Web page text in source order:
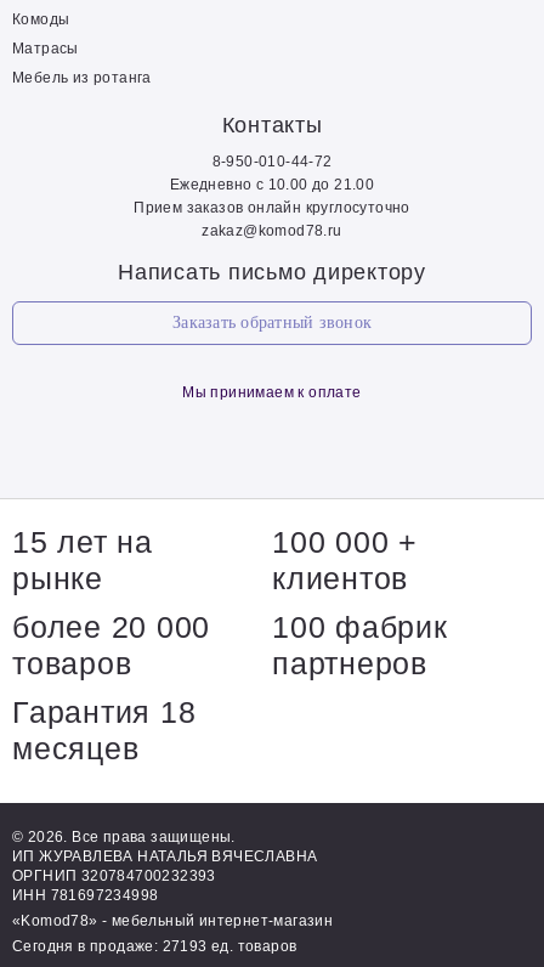
Комоды
Матрасы
Мебель из ротанга
Контакты
8-950-010-44-72
Ежедневно с 10.00 до 21.00
Прием заказов онлайн круглосуточно
zakaz@komod78.ru
Написать письмо директору
Заказать обратный звонок
Мы принимаем к оплате
15 лет на
рынке
100 000 +
клиентов
более 20 000
товаров
100 фабрик
партнеров
Гарантия 18
месяцев
© 2026. Все права защищены.
ИП ЖУРАВЛЕВА НАТАЛЬЯ ВЯЧЕСЛАВНА
ОРГНИП 320784700232393
ИНН 781697234998
«Komod78» - мебельный интернет-магазин
Сегодня в продаже: 27193 ед. товаров